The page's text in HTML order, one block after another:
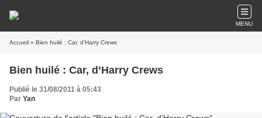
MENU
Accueil » Bien huilé : Car, d’Harry Crews
Bien huilé : Car, d’Harry Crews
Publié le 31/08/2011 à 05:43
Par Yan